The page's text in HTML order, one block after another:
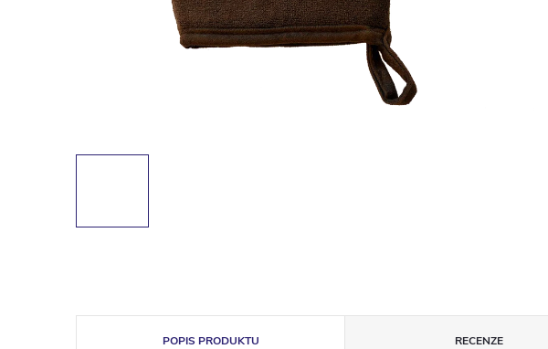
POPIS PRODUKTU RECENZE